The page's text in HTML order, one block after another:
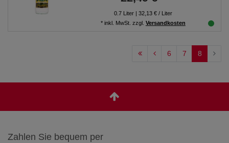
0.7Liter| 32,13 € / Liter
* inkl. MwSt. zzgl. Versandkosten
6 7 8
Zahlen Sie bequem per